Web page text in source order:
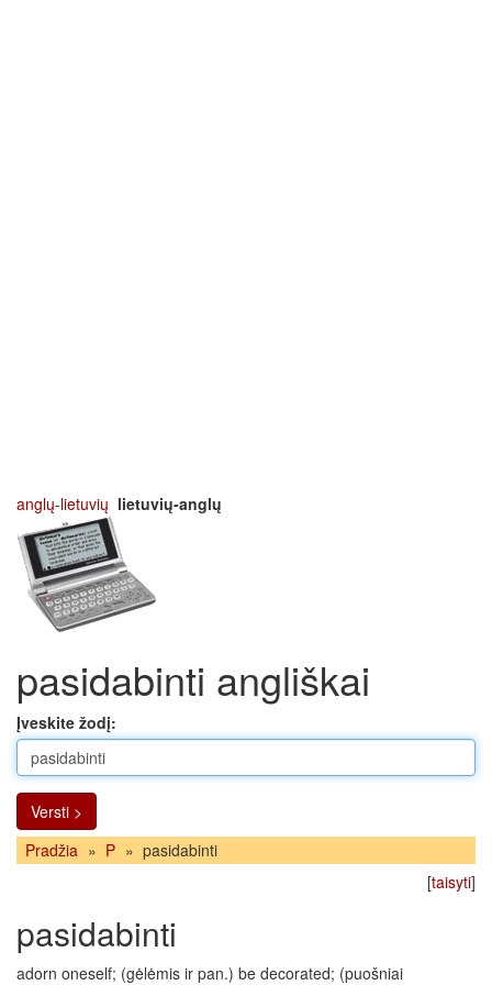
anglų-lietuvių lietuvių-anglų
pasidabinti angliškai
Įveskite žodį:
Versti >
Pradžia » P » pasidabinti
[taisyti]
pasidabinti
adorn oneself; (gėlėmis ir pan.) be decorated; (puošniai